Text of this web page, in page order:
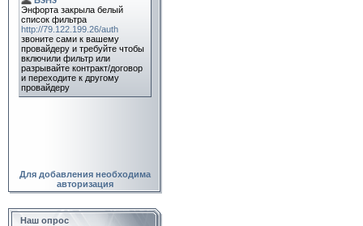
Для добавления необходима
авторизация
Наш опрос